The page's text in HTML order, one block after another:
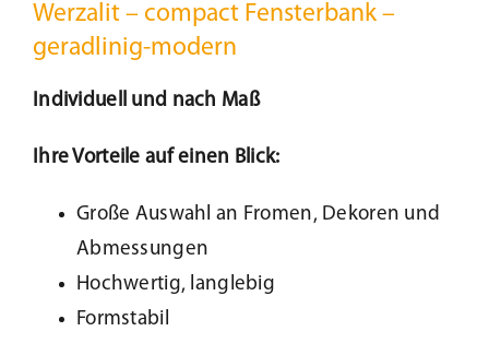
Werzalit – compact Fensterbank –
geradlinig-modern
Individuell und nach Maß
Ihre Vorteile auf einen Blick:
Große Auswahl an Fromen, Dekoren und
Abmessungen
Hochwertig, langlebig
Formstabil